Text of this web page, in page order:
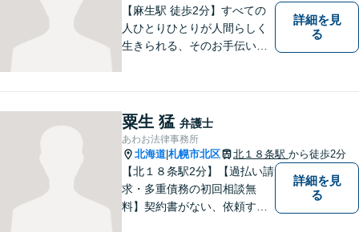
【麻生駅 徒歩2分】すべての
人ひとりひとりが人間らしく
生きられる、そのお手伝いを
いたします。お気軽にご相談
ください。
詳細を見
る
粟生 猛 弁護士
あわお法律事務所
北海道 札幌市北区 北１８条駅 から徒歩2分
【北１８条駅2分】【過払い請
求・多重債務の初回相談無
料】契約書がない、依頼する
詳細を見
る